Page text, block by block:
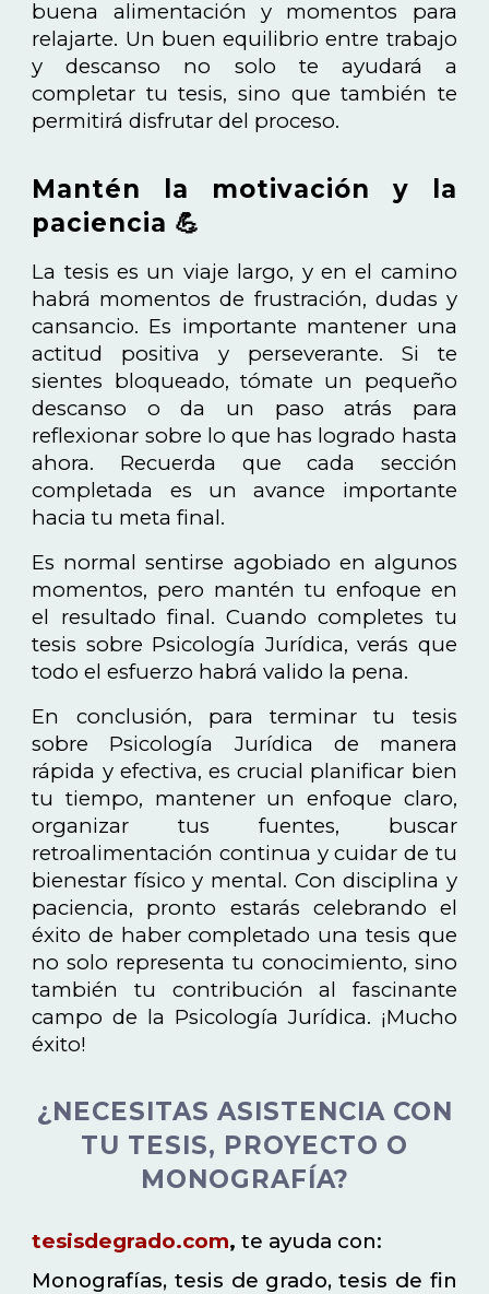
buena alimentación y momentos para
relajarte. Un buen equilibrio entre trabajo
y descanso no solo te ayudará a
completar tu tesis, sino que también te
permitirá disfrutar del proceso.
Mantén la motivación y la
paciencia 💪
La tesis es un viaje largo, y en el camino
habrá momentos de frustración, dudas y
cansancio. Es importante mantener una
actitud positiva y perseverante. Si te
sientes bloqueado, tómate un pequeño
descanso o da un paso atrás para
reflexionar sobre lo que has logrado hasta
ahora. Recuerda que cada sección
completada es un avance importante
hacia tu meta final.
Es normal sentirse agobiado en algunos
momentos, pero mantén tu enfoque en
el resultado final. Cuando completes tu
tesis sobre Psicología Jurídica, verás que
todo el esfuerzo habrá valido la pena.
En conclusión, para terminar tu tesis
sobre Psicología Jurídica de manera
rápida y efectiva, es crucial planificar bien
tu tiempo, mantener un enfoque claro,
organizar tus fuentes, buscar
retroalimentación continua y cuidar de tu
bienestar físico y mental. Con disciplina y
paciencia, pronto estarás celebrando el
éxito de haber completado una tesis que
no solo representa tu conocimiento, sino
también tu contribución al fascinante
campo de la Psicología Jurídica. ¡Mucho
éxito!
¿NECESITAS ASISTENCIA CON
TU TESIS, PROYECTO O
MONOGRAFÍA?
tesisdegrado.com, te ayuda con:
Monografías, tesis de grado, tesis de fin